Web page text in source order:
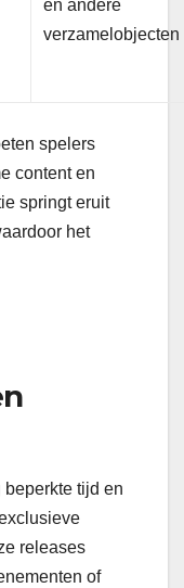
en andere
verzamelobjecten
spelers
content en
springt eruit
het
tijd en
releases
of